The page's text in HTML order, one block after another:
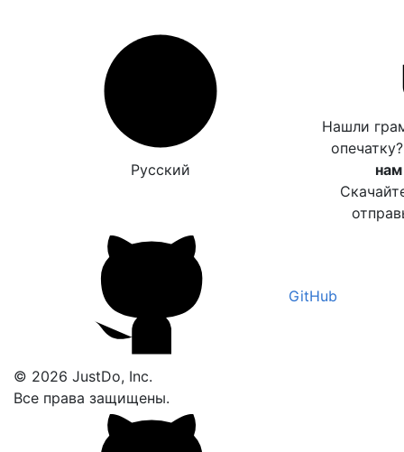
Русский
Нашли
GitHub
© 2026 JustDo, Inc.
Все права защищены.